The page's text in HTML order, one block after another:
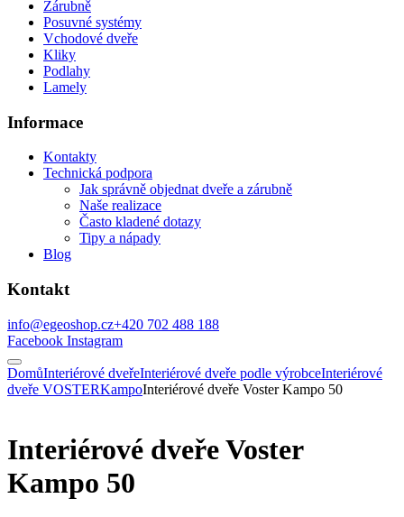
Zárubně
Posuvné systémy
Vchodové dveře
Kliky
Podlahy
Lamely
Informace
Kontakty
Technická podpora
Jak správně objednat dveře a zárubně
Naše realizace
Často kladené dotazy
Tipy a nápady
Blog
Kontakt
info@egeoshop.cz+420 702 488 188
Facebook Instagram
DomůInteriérové dveřeInteriérové dveře podle výrobceInteriérové
dveře VOSTERKampoInteriérové dveře Voster Kampo 50
Interiérové dveře Voster
Kampo 50